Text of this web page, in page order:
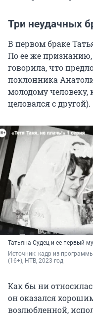
Три неудачных
В первом браке
По ее же
говорила, что
поклонника
молодому человеку,
целовался с другой).
Татьяна Судец и ее первый
Источник: кадр из
(16+), НТВ, 2023 год
Как бы ни
он оказался
возлюбленной,